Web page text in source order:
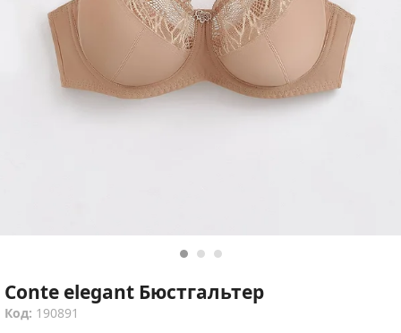
Conte elegant Бюстгальтер
Код: 190891